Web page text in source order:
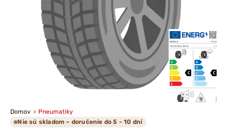
Domov
Pneumatiky
Nie sú skladom – doručenie do 5 - 10 dní